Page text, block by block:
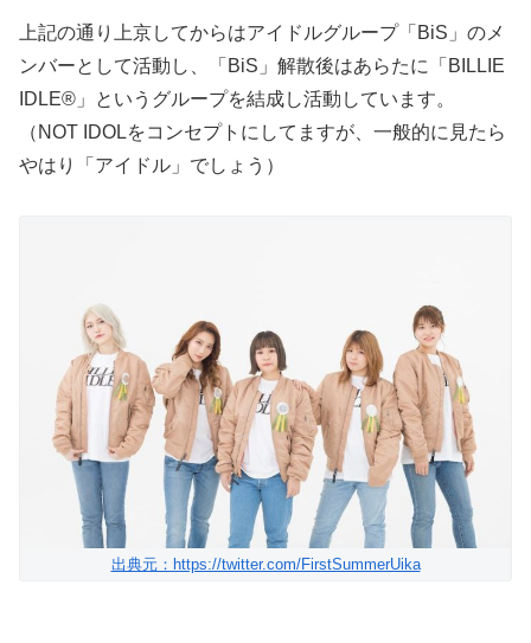
上記の通り上京してからはアイドルグループ「BiS」のメ
ンバーとして活動し、「BiS」解散後はあらたに「BILLIE
IDLE®」というグループを結成し活動しています。
（NOT IDOLをコンセプトにしてますが、一般的に見たら
やはり「アイドル」でしょう）
出典元：https://twitter.com/FirstSummerUika